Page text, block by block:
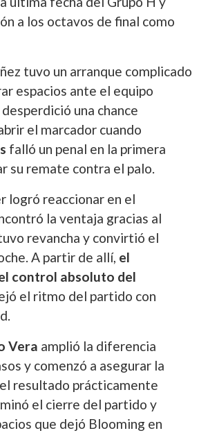
a los octavos de final como
tuvo un arranque complicado
espacios ante el equipo
una chance
el marcador cuando
falló un penal en la primera
su remate contra el palo.
logró reaccionar en el
la ventaja gracias al
revancha y convirtió el
A partir de allí, el
control absoluto del
el ritmo del partido con
Vera amplió la diferencia
y comenzó a asegurar la
resultado prácticamente
el cierre del partido y
que dejó Blooming en